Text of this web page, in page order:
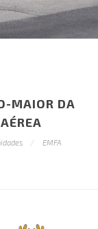
MAIOR DA
EMFA